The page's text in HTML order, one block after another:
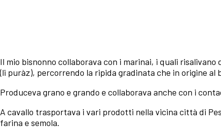
Il mio bisnonno collaborava con i marinai, i quali
(li puràz), percorrendo la ripida gradinata che in origine al
Produceva grano e grando e collaborava anche con i
A cavallo trasportava i vari prodotti nella vicina città di
farina e semola.